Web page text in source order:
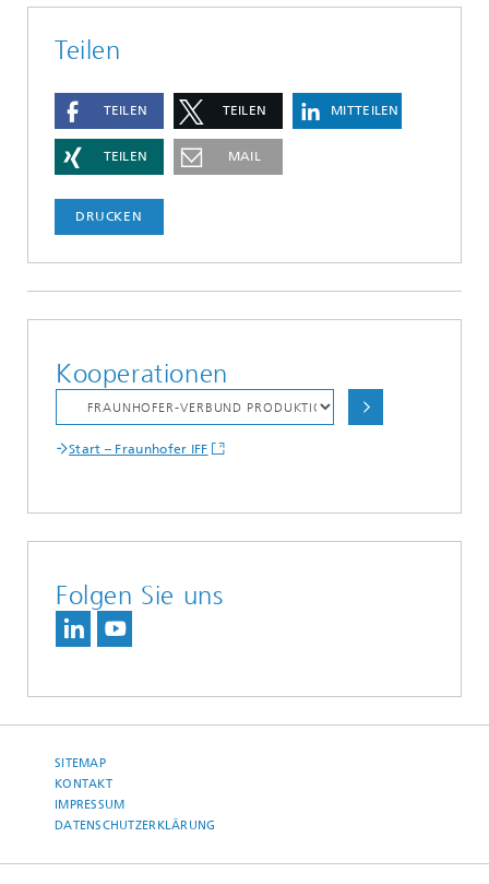
Teilen
TEILEN TEILEN MITTEILEN
TEILEN MAIL
DRUCKEN
Kooperationen
Start – Fraunhofer IFF
Folgen Sie uns
SITEMAP
KONTAKT
IMPRESSUM
DATENSCHUTZERKLÄRUNG